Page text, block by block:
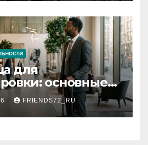
для
основные
выбора
FRIENDS72_RU